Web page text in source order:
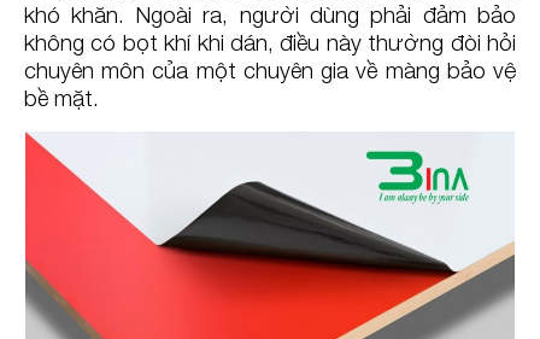
khó khăn. Ngoài ra, người dùng phải đảm bảo
không có bọt khí khi dán, điều này thường đòi hỏi
chuyên môn của một chuyên gia về màng bảo vệ
bề mặt.